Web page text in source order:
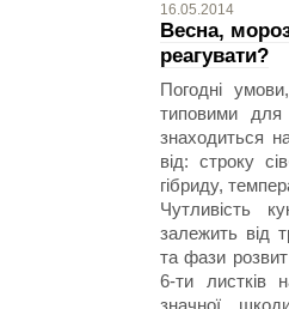
16.05.2014
Весна,
реагувати?
Погодні
типовими
знаходиться
від: строку
гібриду,
Чутливість
залежить від
та фази
6-ти листків